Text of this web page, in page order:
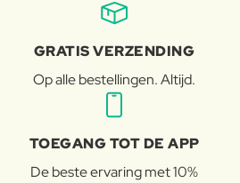
GRATIS VERZENDING
Op alle bestellingen. Altijd.
TOEGANG TOT DE APP
De beste ervaring met 10%